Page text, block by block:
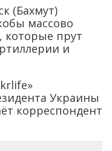
(Бахмут)
массово
которые прут
и
Украины
корреспондент